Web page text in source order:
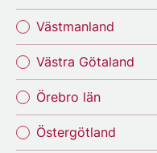
Västmanland
Västra Götaland
Örebro län
Östergötland